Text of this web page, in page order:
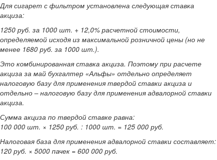
Для сигарет с фильтром установлена следующая ставка
акциза:
1250 руб. за 1000 шт. + 12,0% расчетной стоимости,
определяемой исходя из максимальной розничной цены (но не
менее 1680 руб. за 1000 шт.).
Это комбинированная ставка акциза. Поэтому при расчете
акциза за май бухгалтер «Альфы» отдельно определяет
налоговую базу для применения твердой ставки акциза и
отдельно – налоговую базу для применения адвалорной ставки
акциза.
Сумма акциза по твердой ставке равна:
100 000 шт. × 1250 руб. : 1000 шт. = 125 000 руб.
Налоговая база для применения адвалорной ставки составляет:
120 руб. × 5000 пачек = 600 000 руб.